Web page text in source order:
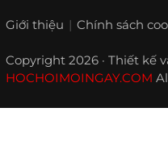
Giới thiệu Chính sách
Copyright 2026 · Thiết kế
HOCHOIMOINGAY.COM